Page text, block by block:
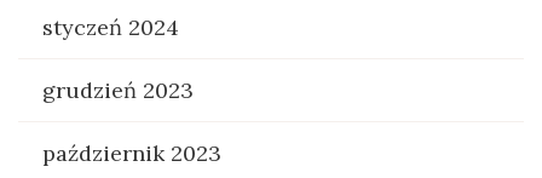
styczeń 2024
grudzień 2023
październik 2023